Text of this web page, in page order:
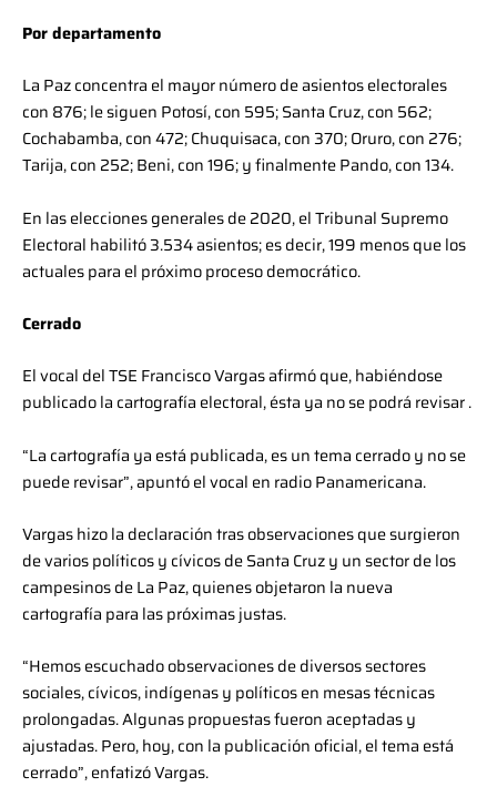
Por departamento
La Paz concentra el mayor número de asientos electorales
con 876; le siguen Potosí, con 595; Santa Cruz, con 562;
Cochabamba, con 472; Chuquisaca, con 370; Oruro, con 276;
Tarija, con 252; Beni, con 196; y finalmente Pando, con 134.
En las elecciones generales de 2020, el Tribunal Supremo
Electoral habilitó 3.534 asientos; es decir, 199 menos que los
actuales para el próximo proceso democrático.
Cerrado
El vocal del TSE Francisco Vargas afirmó que, habiéndose
publicado la cartografía electoral, ésta ya no se podrá revisar .
“La cartografía ya está publicada, es un tema cerrado y no se
puede revisar”, apuntó el vocal en radio Panamericana.
Vargas hizo la declaración tras observaciones que surgieron
de varios políticos y cívicos de Santa Cruz y un sector de los
campesinos de La Paz, quienes objetaron la nueva
cartografía para las próximas justas.
“Hemos escuchado observaciones de diversos sectores
sociales, cívicos, indígenas y políticos en mesas técnicas
prolongadas. Algunas propuestas fueron aceptadas y
ajustadas. Pero, hoy, con la publicación oficial, el tema está
cerrado”, enfatizó Vargas.